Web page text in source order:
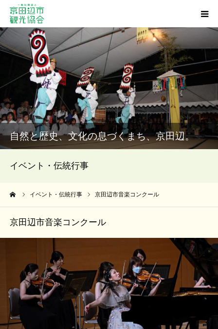
自然と歴史、文化の息づくまち、京田辺。
イベント・伝統行事
イベント・伝統行事 京田辺市音楽コンクール
京田辺市音楽コンクール
観光スポット
グルメ
ショッピング
宿泊・温泉